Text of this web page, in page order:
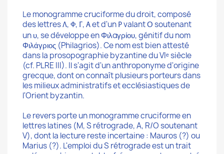
Le monogramme cruciforme du droit, composé
des lettres Λ, Φ, Γ , Α et d'un Ρ valant Ο soutenant
un υ, se développe en Φιλαγρίου, génitif du nom
Φιλάγριος (Philagrios). Ce nom est bien attesté
dans la prosopographie byzantine du VIᵉ siècle
(cf. PLRE III). Il s'agit d'un anthroponyme d'origine
grecque, dont on connaît plusieurs porteurs dans
les milieux administratifs et ecclésiastiques de
l'Orient byzantin.
Le revers porte un monogramme cruciforme en
lettres latines (M, S rétrograde, A, R/O soutenant
V), dont la lecture reste incertaine : Mauros (?) ou
Marius (?). L'emploi du S rétrograde est un trait